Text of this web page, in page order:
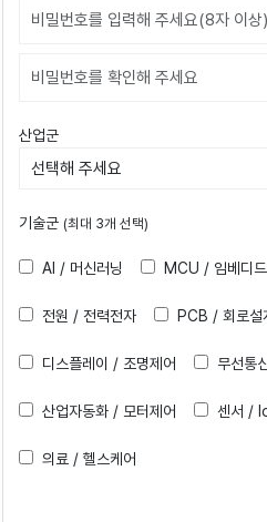
비밀번호확인
산업군
기술군 (최대 3개 선택)
AI / 머신러닝 MCU / 임베디드
전원 / 전력전자 PCB / 회로
디스플레이 / 조명제어 무선통
산업자동화 / 모터제어 센서 /
의료 / 헬스케어